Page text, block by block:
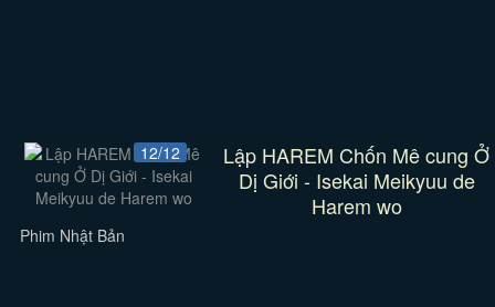
12/12
Lập HAREM Chốn Mê cung Ở
Dị Giới - Isekai Meikyuu de
Harem wo
Phim Nhật Bản